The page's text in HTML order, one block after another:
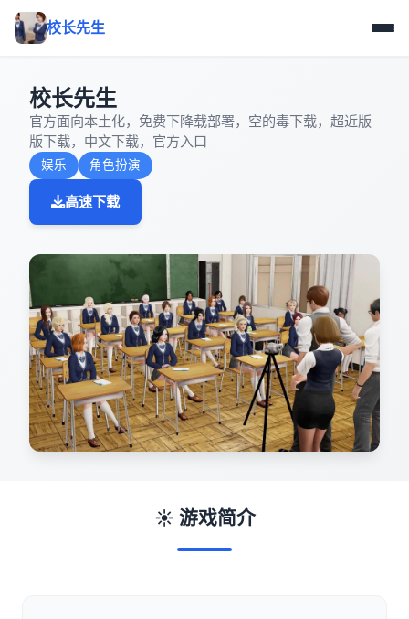
校长先生
校长先生
官方面向本土化，免费下降载部署，空的毒下载，超近版
版下载，中文下载，官方入口
娱乐 角色扮演
高速下载
☀️ 游戏简介